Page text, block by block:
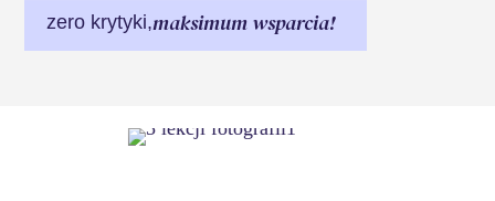
zero krytyki,maksimum wsparcia!